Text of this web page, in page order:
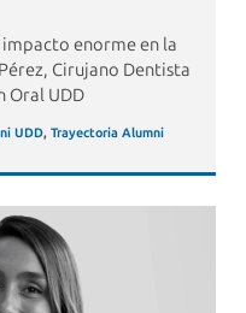
enorme en la
Cirujano Dentista
Oral UDD
UDD, Trayectoria Alumni